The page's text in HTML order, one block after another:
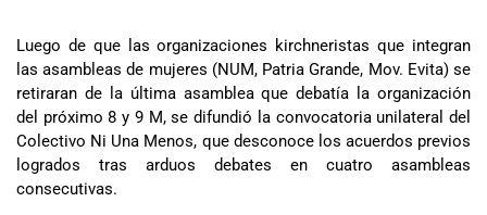
Luego de que las organizaciones kirchneristas que integran
las asambleas de mujeres (NUM, Patria Grande, Mov. Evita) se
retiraran de la última asamblea que debatía la organización
del próximo 8 y 9 M, se difundió la convocatoria unilateral del
Colectivo Ni Una Menos, que desconoce los acuerdos previos
logrados tras arduos debates en cuatro asambleas
consecutivas.